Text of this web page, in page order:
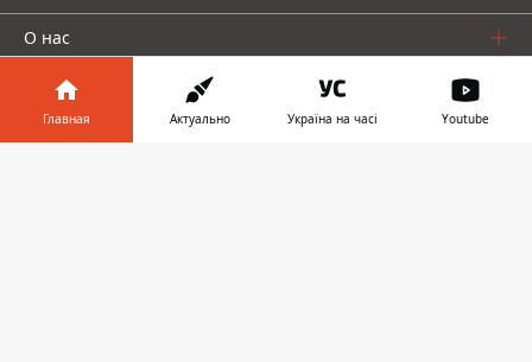
О нас
Главная Актуально Україна на часі Youtube